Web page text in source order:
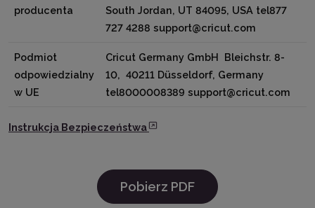
producenta
South Jordan, UT 84095, USA tel877
727 4288 support@cricut.com
Podmiot
odpowiedzialny
w UE
Cricut Germany GmbH Bleichstr. 8-
10, 40211 Düsseldorf, Germany
tel8000008389 support@cricut.com
Instrukcja Bezpieczeństwa
Pobierz PDF